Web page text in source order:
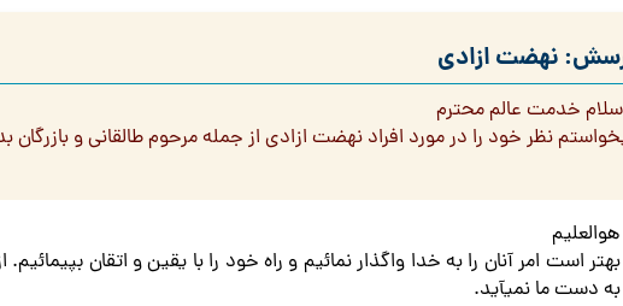
نهضت ازادی
سلام خدمت عالم محترم
نظر خود را در مورد افراد نهضت ازادي از جمله مرحوم طالقاني و بازرگان
هوالعلیم
بهتر است امر آنان را به خدا واگذار نمائیم و راه خود را با یقین و اتقان
به دست ما نمیآید.